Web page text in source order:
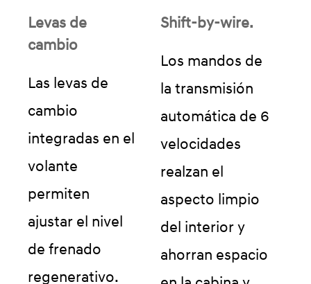
Levas de
cambio
Las levas de
cambio
integradas en el
volante
permiten
ajustar el nivel
de frenado
regenerativo.
Shift-by-wire.
Los mandos de
la transmisión
automática de 6
velocidades
realzan el
aspecto limpio
del interior y
ahorran espacio